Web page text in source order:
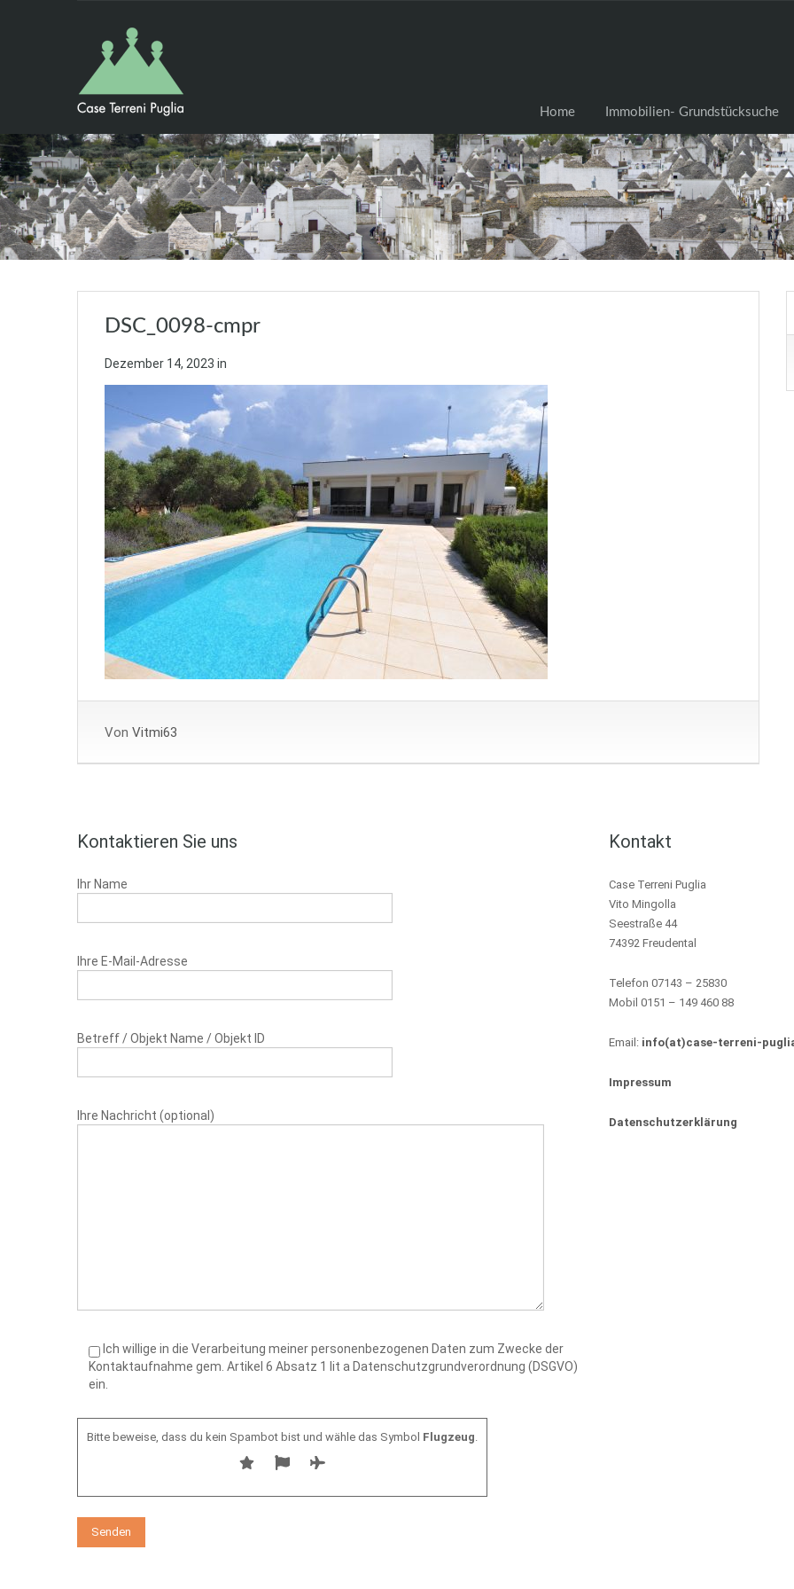
Home Immobilien- Grundstücksuche
DSC_0098-cmpr
Dezember 14, 2023 in
Von Vitmi63
Kontaktieren Sie uns
Ihr Name
Ihre E-Mail-Adresse
Betreff / Objekt Name / Objekt ID
Ihre Nachricht (optional)
Ich willige in die Verarbeitung meiner personenbezogenen Daten zum Zwecke der
Kontaktaufnahme gem. Artikel 6 Absatz 1 lit a Datenschutzgrundverordnung (DSGVO)
ein.
Bitte beweise, dass du kein Spambot bist und wähle das Symbol Flugzeug.
Kontakt
Case Terreni Puglia
Vito Mingolla
Seestraße 44
74392 Freudental
Telefon 07143 – 25830
Mobil 0151 – 149 460 88
Email: info(at)case-terreni-
Impressum
Datenschutzerklärung